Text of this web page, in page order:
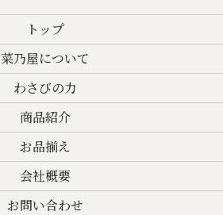
トップ
菜乃屋について
わさびの力
商品紹介
お品揃え
会社概要
お問い合わせ